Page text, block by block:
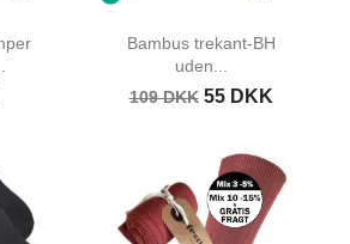
Bambus trekant-BH
uden...
109 DKK 55 DKK